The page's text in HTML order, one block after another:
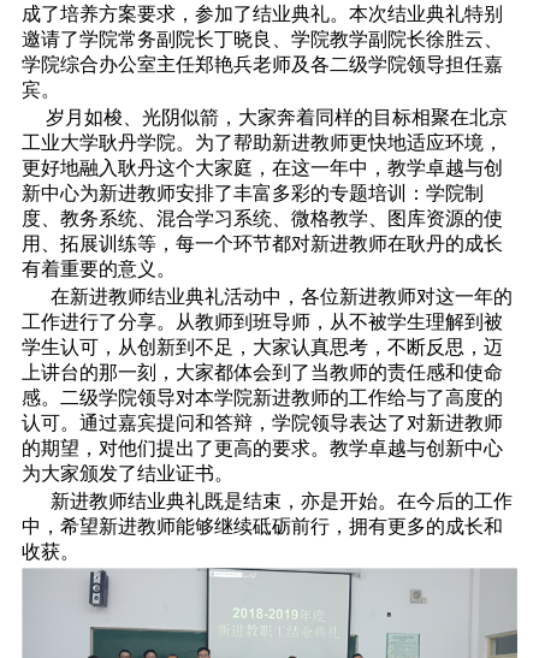
成了培养方案要求，参加了结业典礼。本次结业典礼特别
邀请了学院常务副院长丁晓良、学院教学副院长徐胜云、
学院综合办公室主任郑艳兵老师及各二级学院领导担任嘉
宾。
岁月如梭、光阴似箭，大家奔着同样的目标相聚在北京
工业大学耿丹学院。为了帮助新进教师更快地适应环境，
更好地融入耿丹这个大家庭，在这一年中，教学卓越与创
新中心为新进教师安排了丰富多彩的专题培训：学院制
度、教务系统、混合学习系统、微格教学、图库资源的使
用、拓展训练等，每一个环节都对新进教师在耿丹的成长
有着重要的意义。
在新进教师结业典礼活动中，各位新进教师对这一年的
工作进行了分享。从教师到班导师，从不被学生理解到被
学生认可，从创新到不足，大家认真思考，不断反思，迈
上讲台的那一刻，大家都体会到了当教师的责任感和使命
感。二级学院领导对本学院新进教师的工作给与了高度的
认可。通过嘉宾提问和答辩，学院领导表达了对新进教师
的期望，对他们提出了更高的要求。教学卓越与创新中心
为大家颁发了结业证书。
新进教师结业典礼既是结束，亦是开始。在今后的工作
中，希望新进教师能够继续砥砺前行，拥有更多的成长和
收获。